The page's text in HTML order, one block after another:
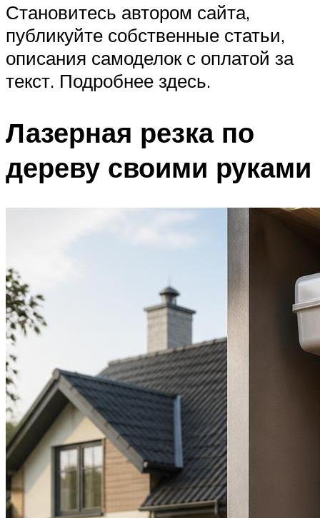
Становитесь автором сайта,
публикуйте собственные статьи,
описания самоделок с оплатой за
текст. Подробнее здесь.
Лазерная резка по
дереву своими руками